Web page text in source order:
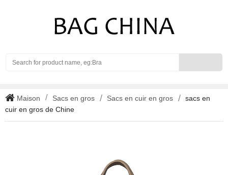
Maison Sacs en gros Sacs en cuir en gros
sacs en
cuir en gros de Chine